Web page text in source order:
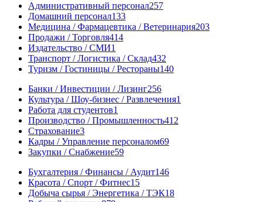
Административный персонал257
Домашний персонал133
Медицина / Фармацевтика / Ветеринария203
Продажи / Торговля414
Издательство / СМИ1
Транспорт / Логистика / Склад432
Туризм / Гостиницы / Рестораны140
Банки / Инвестиции / Лизинг256
Культура / Шоу-бизнес / Развлечения1
Работа для студентов1
Производство / Промышленность412
Страхование3
Кадры / Управление персоналом69
Закупки / Снабжение59
Бухгалтерия / Финансы / Аудит146
Красота / Спорт / Фитнес15
Добыча сырья / Энергетика / ТЭК18